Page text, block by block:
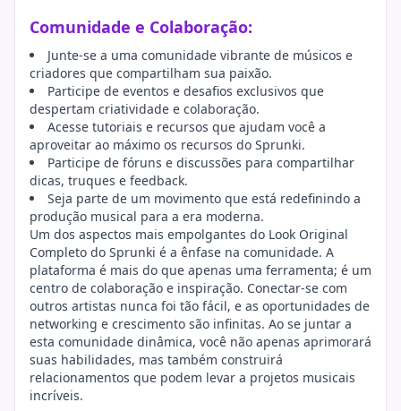
Comunidade e Colaboração:
Junte-se a uma comunidade vibrante de músicos e
criadores que compartilham sua paixão.
Participe de eventos e desafios exclusivos que
despertam criatividade e colaboração.
Acesse tutoriais e recursos que ajudam você a
aproveitar ao máximo os recursos do Sprunki.
Participe de fóruns e discussões para compartilhar
dicas, truques e feedback.
Seja parte de um movimento que está redefinindo a
produção musical para a era moderna.
Um dos aspectos mais empolgantes do Look Original
Completo do Sprunki é a ênfase na comunidade. A
plataforma é mais do que apenas uma ferramenta; é um
centro de colaboração e inspiração. Conectar-se com
outros artistas nunca foi tão fácil, e as oportunidades de
networking e crescimento são infinitas. Ao se juntar a
esta comunidade dinâmica, você não apenas aprimorará
suas habilidades, mas também construirá
relacionamentos que podem levar a projetos musicais
incríveis.